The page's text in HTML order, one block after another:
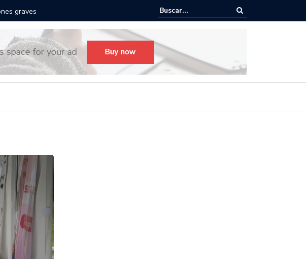
Todo listo para el Festival Desfile Día de Muertos 2025 en Guadalajara